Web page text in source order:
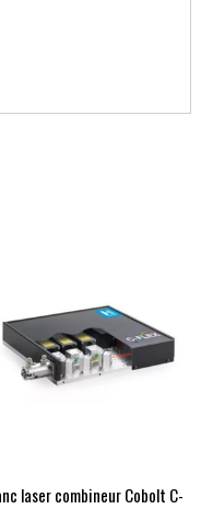
laser combineur Cobolt C-